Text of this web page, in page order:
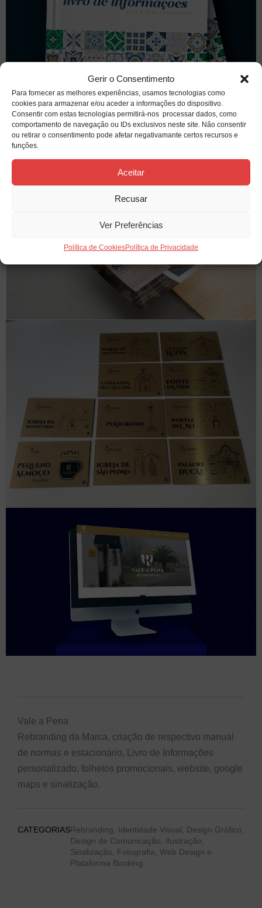
Gerir o Consentimento
Para fornecer as melhores experiências, usamos tecnologias como
cookies para armazenar e/ou aceder a informações do dispositivo.
Consentir com estas tecnologias permitirá-nos processar dados, como
comportamento de navegação ou IDs exclusivos neste site. Não consentir
ou retirar o consentimento pode afetar negativamante certos recursos e
funções.
Aceitar
Recusar
Ver Preferências
Política de CookiesPolítica de Privacidade
Vale a Pena
Rebranding da Marca, criação de respectivo manual
de normas e estacionário, Livro de Informações
personalizado, folhetos promocionais, website, google
maps e sinalização.
CATEGORIASRebranding, Identidade Visual, Design Gráfico,
Design de Comunicação, Ilustração,
Sinalização, Fotografia, Web Design e
Plataforma Booking.